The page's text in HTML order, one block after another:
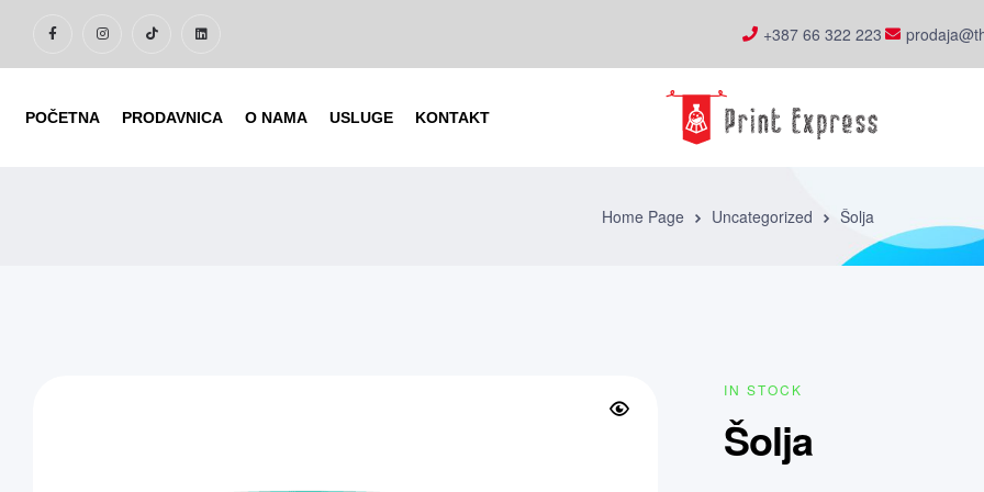
+387 66 322 223
POČETNA PRODAVNICA O NAMA USLUGE KONTAKT
Home Page Uncategorized Šolja
IN STOCK
Šolja